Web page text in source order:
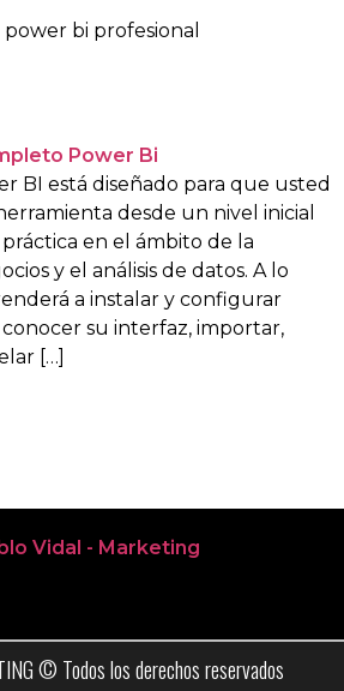
bi profesional
BI está diseñado para que usted
desde un nivel inicial
en el ámbito de la
y el análisis de datos. A lo
a instalar y configurar
su interfaz, importar,
[…]
© Todos los derechos reservados